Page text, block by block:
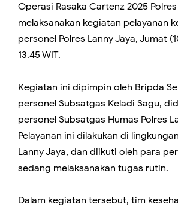
Operasi Rasaka Cartenz 2025
melaksanakan kegiatan pelayanan
personel Polres Lanny Jaya, Jumat
13.45 WIT.
Kegiatan ini dipimpin oleh Bripda
personel Subsatgas Keladi Sagu,
personel Subsatgas Humas Polres
Pelayanan ini dilakukan di
Lanny Jaya, dan diikuti oleh para
sedang melaksanakan tugas rutin.
Dalam kegiatan tersebut, tim